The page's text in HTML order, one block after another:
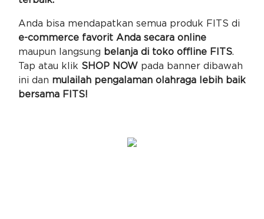
Anda bisa mendapatkan semua produk FITS di
e-commerce favorit Anda secara online
maupun langsung belanja di toko offline FITS.
Tap atau klik SHOP NOW pada banner dibawah
ini dan mulailah pengalaman olahraga lebih baik
bersama FITS!